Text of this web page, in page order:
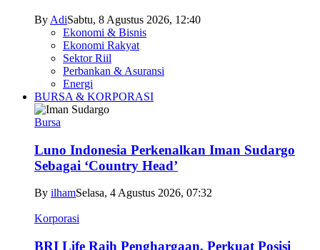
By AdiSabtu, 8 Agustus 2026, 12:40
Ekonomi & Bisnis
Ekonomi Rakyat
Sektor Riil
Perbankan & Asuransi
Energi
BURSA & KORPORASI
Bursa
Luno Indonesia Perkenalkan Iman Sudargo
Sebagai ‘Country Head’
By ilhamSelasa, 4 Agustus 2026, 07:32
Korporasi
BRI Life Raih Penghargaan, Perkuat Posisi